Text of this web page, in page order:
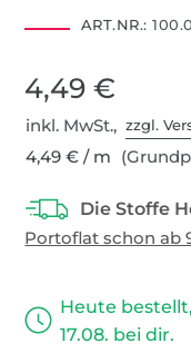
ART.NR.:
4,49 €
inkl. MwSt.,zzgl.
4,49 € / m
Heute
17.08. bei dir.